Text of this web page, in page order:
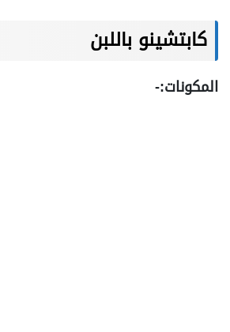
كابتشينو باللبن
المكونات:-